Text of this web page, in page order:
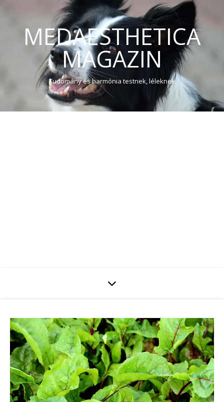
MEDAESTHETICA
MAGAZIN
Tudomány és harmónia testnek, léleknek